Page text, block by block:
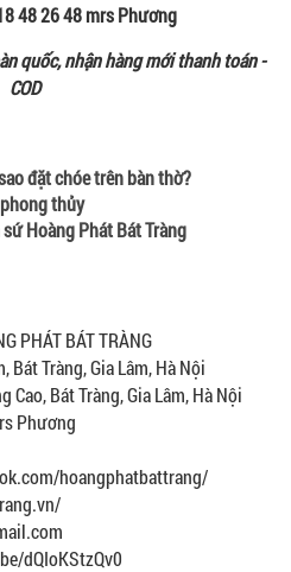
48 26 48 mrs Phương
quốc, nhận hàng mới thanh toán -
COD
đặt chóe trên bàn thờ?
thủy
Hoàng PhátBát Tràng
PHÁT BÁT TRÀNG
Bát Tràng, Gia Lâm, Hà Nội
Cao, Bát Tràng, Gia Lâm, Hà Nội
Phương
hoangphatbattrang/
dQIoKStzQv0